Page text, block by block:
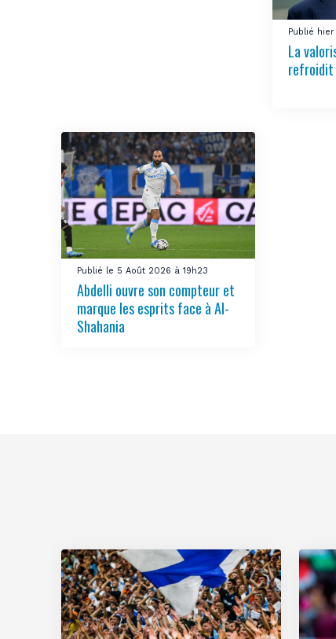
Publié
La
refroidit
Publié le 5 Août 2026 à 19h23
Abdelli ouvre son compteur et
marque les esprits face à Al-
Shahania